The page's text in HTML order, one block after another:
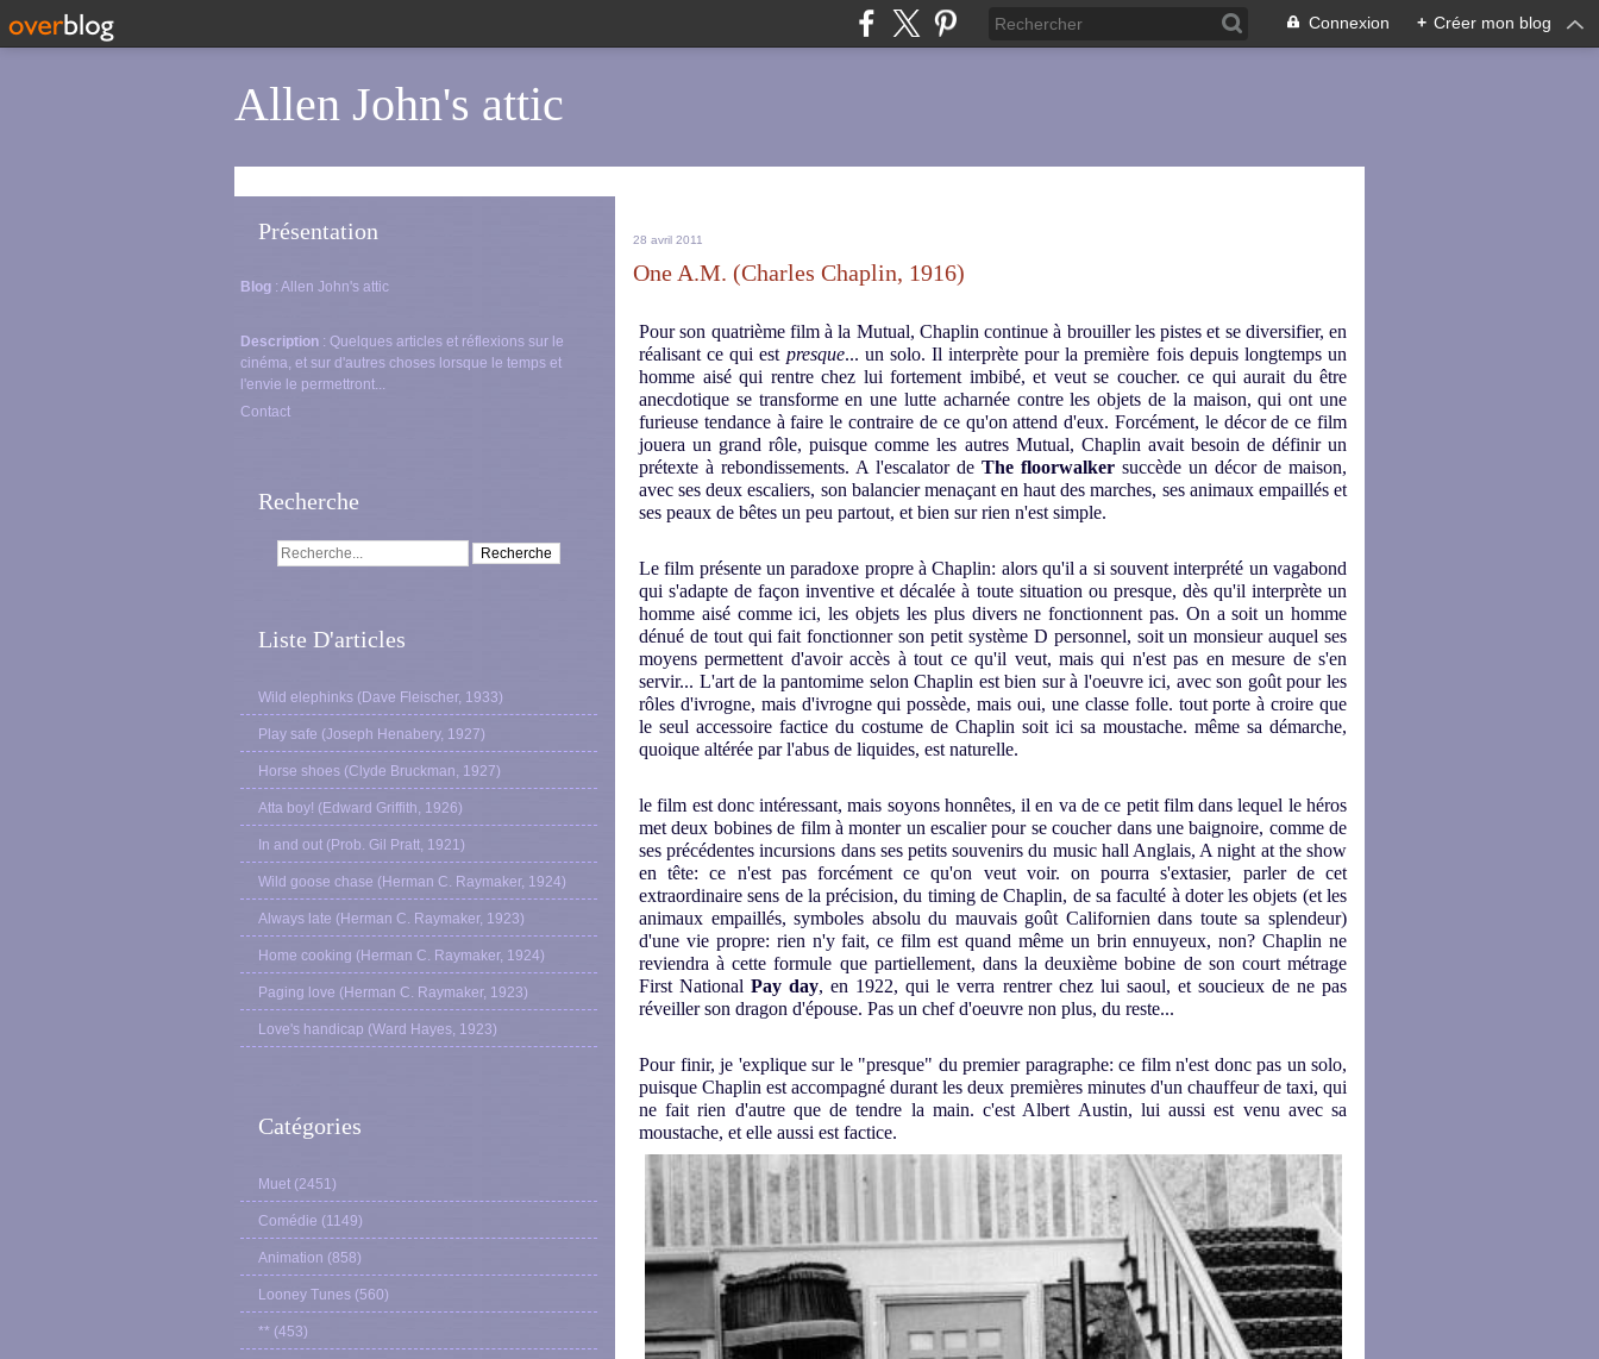
Connexion + Créer mon blog
Allen John's attic
Présentation
Blog : Allen John's attic
Description : Quelques articles et réflexions sur le
cinéma, et sur d'autres choses lorsque le temps et
l'envie le permettront...
Contact
Recherche
Liste D'articles
Wild elephinks (Dave Fleischer, 1933)
Play safe (Joseph Henabery, 1927)
Horse shoes (Clyde Bruckman, 1927)
Atta boy! (Edward Griffith, 1926)
In and out (Prob. Gil Pratt, 1921)
Wild goose chase (Herman C. Raymaker, 1924)
Always late (Herman C. Raymaker, 1923)
Home cooking (Herman C. Raymaker, 1924)
Paging love (Herman C. Raymaker, 1923)
Love's handicap (Ward Hayes, 1923)
Catégories
Muet (2451)
Comédie (1149)
Animation (858)
Looney Tunes (560)
** (453)
28 avril 2011
One A.M. (Charles Chaplin, 1916)
Pour son quatrième film à la Mutual, Chaplin continue à brouiller les pistes et se diversifier, en
réalisant ce qui est presque... un solo. Il interprète pour la première fois depuis longtemps un
homme aisé qui rentre chez lui fortement imbibé, et veut se coucher. ce qui aurait du être
anecdotique se transforme en une lutte acharnée contre les objets de la maison, qui ont une
furieuse tendance à faire le contraire de ce qu'on attend d'eux. Forcément, le décor de ce film
jouera un grand rôle, puisque comme les autres Mutual, Chaplin avait besoin de définir un
prétexte à rebondissements. A l'escalator de The floorwalker succède un décor de maison,
avec ses deux escaliers, son balancier menaçant en haut des marches, ses animaux empaillés et
ses peaux de bêtes un peu partout, et bien sur rien n'est simple.
Le film présente un paradoxe propre à Chaplin: alors qu'il a si souvent interprété un vagabond
qui s'adapte de façon inventive et décalée à toute situation ou presque, dès qu'il interprète un
homme aisé comme ici, les objets les plus divers ne fonctionnent pas. On a soit un homme
dénué de tout qui fait fonctionner son petit système D personnel, soit un monsieur auquel ses
moyens permettent d'avoir accès à tout ce qu'il veut, mais qui n'est pas en mesure de s'en
servir... L'art de la pantomime selon Chaplin est bien sur à l'oeuvre ici, avec son goût pour les
rôles d'ivrogne, mais d'ivrogne qui possède, mais oui, une classe folle. tout porte à croire que
le seul accessoire factice du costume de Chaplin soit ici sa moustache. même sa démarche,
quoique altérée par l'abus de liquides, est naturelle.
le film est donc intéressant, mais soyons honnêtes, il en va de ce petit film dans lequel le héros
met deux bobines de film à monter un escalier pour se coucher dans une baignoire, comme de
ses précédentes incursions dans ses petits souvenirs du music hall Anglais, A night at the show
en tête: ce n'est pas forcément ce qu'on veut voir. on pourra s'extasier, parler de cet
extraordinaire sens de la précision, du timing de Chaplin, de sa faculté à doter les objets (et les
animaux empaillés, symboles absolu du mauvais goût Californien dans toute sa splendeur)
d'une vie propre: rien n'y fait, ce film est quand même un brin ennuyeux, non? Chaplin ne
reviendra à cette formule que partiellement, dans la deuxième bobine de son court métrage
First NationalPay day, en 1922, qui le verra rentrer chez lui saoul, et soucieux de ne pas
réveiller son dragon d'épouse. Pas un chef d'oeuvre non plus, du reste...
Pour finir, je 'explique sur le "presque" du premier paragraphe: ce film n'est donc pas un solo,
puisque Chaplin est accompagné durant les deux premières minutes d'un chauffeur de taxi, qui
ne fait rien d'autre que de tendre la main. c'est Albert Austin, lui aussi est venu avec sa
moustache, et elle aussi est factice.